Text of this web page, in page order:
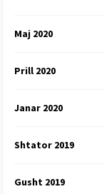
Maj 2020
Prill 2020
Janar 2020
Shtator 2019
Gusht 2019